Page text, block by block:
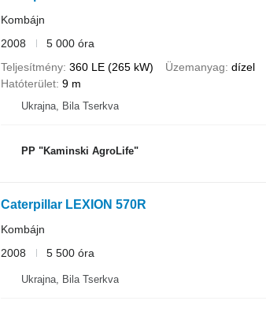
Kombájn
2008
5 000 óra
Teljesítmény 360 LE (265 kW) Üzemanyag dízel
Hatóterület 9 m
Ukrajna, Bila Tserkva
PP "Kaminski AgroLife"
Caterpillar LEXION 570R
Kombájn
2008
5 500 óra
Ukrajna, Bila Tserkva